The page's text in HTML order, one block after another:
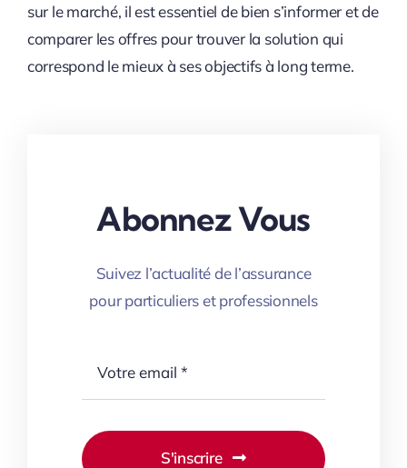
sur le marché, il est essentiel de bien s’informer et de
comparer les offres pour trouver la solution qui
correspond le mieux à ses objectifs à long terme.
Abonnez Vous
Suivez l’actualité de l’assurance
pour particuliers et professionnels
S'inscrire